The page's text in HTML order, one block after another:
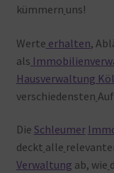
kümmern uns!
Werte erhalten,
als
Hausverwaltung
verschiedensten
Die Schleumer
deckt alle
Verwaltung ab, wie